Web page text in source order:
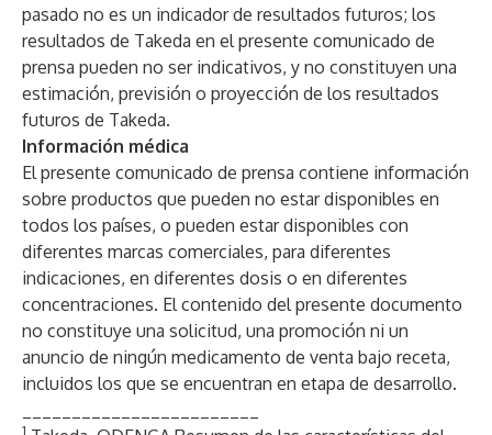
pasado no es un indicador de resultados futuros; los
resultados de Takeda en el presente comunicado de
prensa pueden no ser indicativos, y no constituyen una
estimación, previsión o proyección de los resultados
futuros de Takeda.
Información médica
El presente comunicado de prensa contiene información
sobre productos que pueden no estar disponibles en
todos los países, o pueden estar disponibles con
diferentes marcas comerciales, para diferentes
indicaciones, en diferentes dosis o en diferentes
concentraciones. El contenido del presente documento
no constituye una solicitud, una promoción ni un
anuncio de ningún medicamento de venta bajo receta,
incluidos los que se encuentran en etapa de desarrollo.
1